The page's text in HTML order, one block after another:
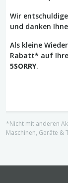
Wir
und danken
Als kleine
Rabatt* auf
5SORRY.
*Nicht mit anderen
Maschinen, Geräte